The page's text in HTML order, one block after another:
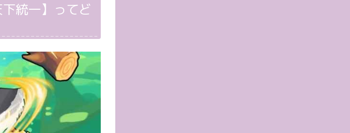
統一】ってど